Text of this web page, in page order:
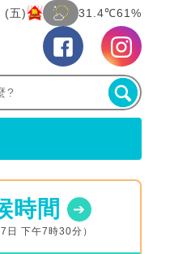
(五) 31.4℃61%
時間
日 下午7時30分）